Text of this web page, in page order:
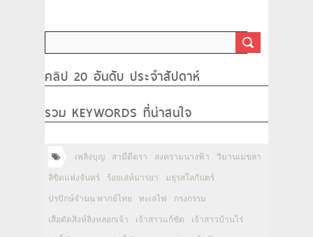
คลิป 20 อันดับ ประจำสัปดาห์
รวม KEYWORDS ที่น่าสนใจ
เพลิงบุญ สามีตีตรา สงครามนางฟ้า วิมานเมขลา
ลิขิตแห่งจันทร์ ร้อยเล่ห์มารยา มธุรสโลกันตร์
ปรปักษ์จำนน พากย์ไทย ทะเลไฟ กรงกรรม
เสือตัดสิงห์ลิงหลอกเจ้า เจ้าสาวแก้ขัด เจ้าสาวบ้านไร่